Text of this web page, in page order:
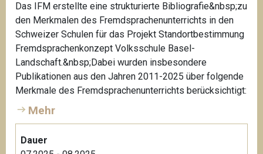
n
Das IFM erstellte eine strukturierte Bibliografie&nbsp;zu
den Merkmalen des Fremdsprachenunterrichts in den
Schweizer Schulen für das Projekt Standortbestimmung
Fremdsprachenkonzept Volksschule Basel-
Landschaft.&nbsp;Dabei wurden insbesondere
Publikationen aus den Jahren 2011-2025 über folgende
Merkmale des Fremdsprachenunterrichts berücksichtigt:
Mehr
Dauer